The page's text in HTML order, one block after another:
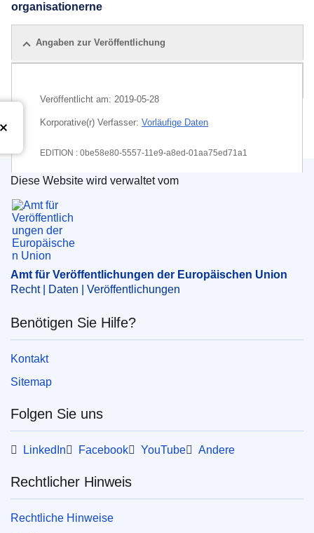
organisationerne
Angaben zur Veröffentlichung
Veröffentlicht am: 2019-05-28
Korporative(r) Verfasser: Vorläufige Daten
EDITION : 0be58e80-5557-11e9-a8ed-01aa75ed71a1
EDITION : 9a0d85b8-9e6a-11e9-9d01-01aa75ed71a1
EDITION : 8ef7c9d4-ba34-11e9-9d01-01aa75ed71a1
Amt für Veröffentlichungen der Europäischen
Diese Website wird verwaltet vom
Amt für Veröffentlichungen der Europäischen Union
Recht | Daten | Veröffentlichungen
Benötigen Sie Hilfe?
Kontakt
Sitemap
Folgen Sie uns
LinkedIn Facebook YouTube Andere
Rechtlicher Hinweis
Rechtliche Hinweise